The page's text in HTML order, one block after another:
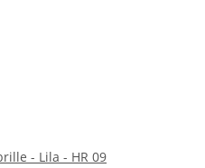
- Lila - HR 09